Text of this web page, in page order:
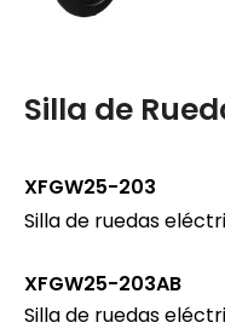
Silla de
XFGW25-203
Silla de ruedas
XFGW25-203AB
Silla de ruedas